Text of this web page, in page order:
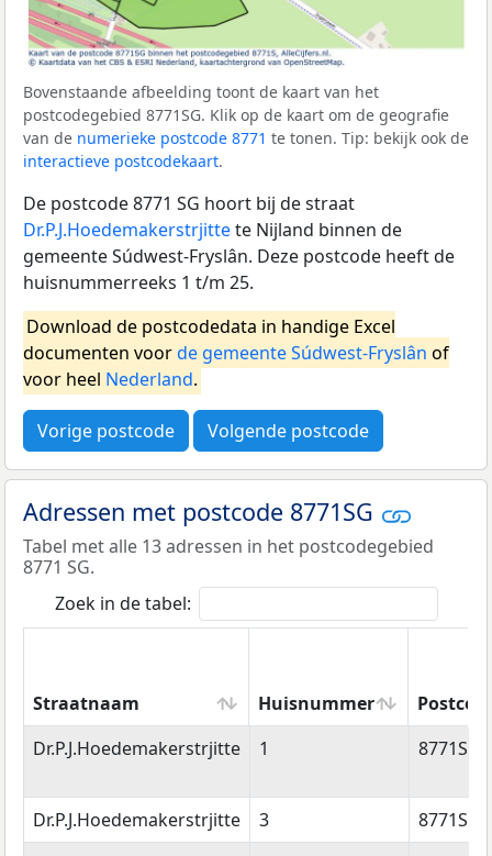
Bovenstaande afbeelding toont de kaart van het
postcodegebied 8771SG. Klik op de kaart om de geografie
van de numerieke postcode 8771 te tonen. Tip: bekijk ook de
interactieve postcodekaart.
De postcode 8771 SG hoort bij de straat
Dr.P.J.Hoedemakerstrjittete Nijland binnen de
gemeente Súdwest-Fryslân. Deze postcode heeft de
huisnummerreeks 1 t/m 25.
Download de postcodedata in handige Excel
documenten voorde gemeente Súdwest-Fryslân of
voor heel Nederland.
Vorige postcode Volgende postcode
Adressen met postcode 8771SG
Tabel met alle 13 adressen in het postcodegebied
8771 SG.
Zoek in de tabel:
Straatnaam Huisnummer
Straatnaam
Huisnummer
Dr.P.J.Hoedemakerstrjitte 1 8771SG
Dr.P.J.Hoedemakerstrjitte 3
8771SG